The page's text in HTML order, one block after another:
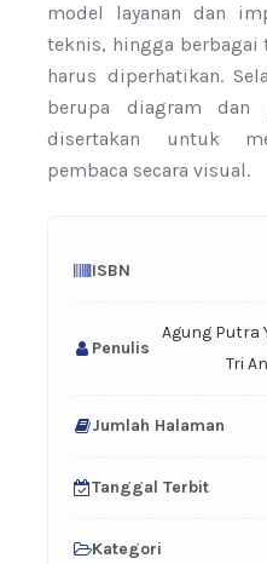
model layanan dan
teknis, hingga berbagai
harus diperhatikan.
berupa diagram dan
disertakan untuk
pembaca secara visual.
ISBN
Penulis
Agung Putra
Tri
Jumlah Halaman
Tanggal Terbit
Kategori